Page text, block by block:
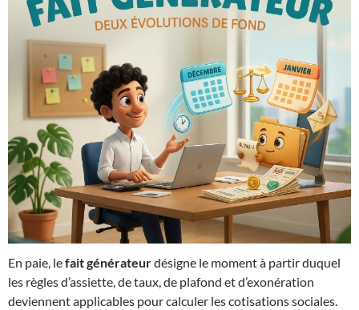
En paie, lefait générateurdésigne le moment à partir duquel
les règles d’assiette, de taux, de plafond et d’exonération
deviennent applicables pour calculer les cotisations sociales.